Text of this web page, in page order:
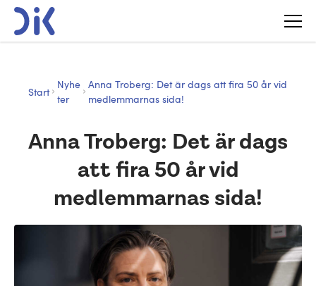
Start
Nyhe
ter
Anna Troberg: Det är dags att fira 50 år vid
medlemmarnas sida!
Anna Troberg: Det är dags
att fira 50 år vid
medlemmarnas sida!